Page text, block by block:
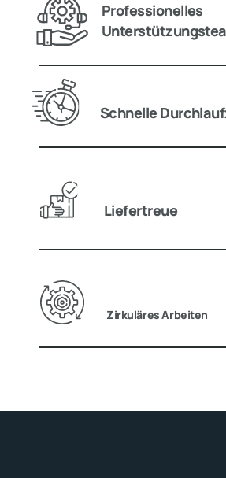
Professionelles
Schnelle
Liefertreue
Zirkuläres Arbeiten